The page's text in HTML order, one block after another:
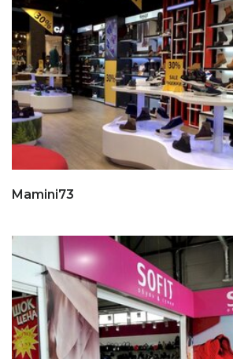
Mamini73